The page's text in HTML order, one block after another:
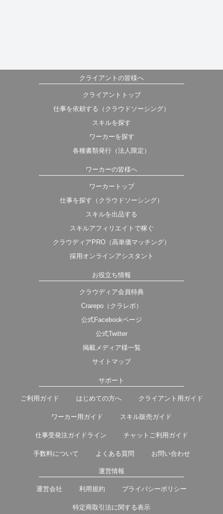
クライアントの皆様へ
クライアントトップ
仕事を依頼する（クラウドソーシング）
スキルを探す
ワーカーを探す
各種書類発行（法人限定）
ワーカーの皆様へ
ワーカートップ
仕事を探す（クラウドソーシング）
スキルを出品する
スキルアフィリエイトで稼ぐ
クラウディアPRO（高単価マッチング）
採用オンラインアシスタント
お役立ち情報
クラウディア会員特典
Crarepo（クラレポ）
公式Facebookページ
公式Twitter
掲載メディア様一覧
サイトマップ
サポート
ご利用ガイド はじめての方へ クライアント用ガイド
ワーカー用ガイド スキル販売ガイド
仕事受発注ガイドライン チャットご利用ガイド
手数料について よくある質問 お問い合わせ
運営情報
運営会社 利用規約 プライバシーポリシー
特定商取引法に関する表示